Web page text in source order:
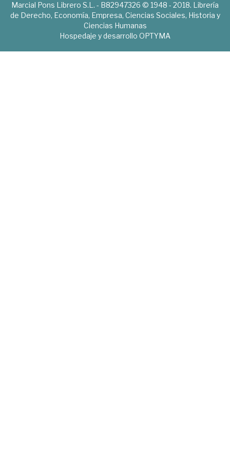
Marcial Pons Librero S.L. - B82947326 © 1948 - 2018. Librería
de Derecho, Economía, Empresa, Ciencias Sociales, Historia y
Ciencias Humanas
Hospedaje y desarrollo OPTYMA